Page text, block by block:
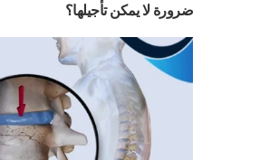
ضرورة لا يمكن تأجيلها؟